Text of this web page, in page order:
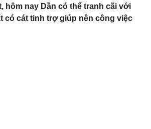
hôm nay Dần có thể tranh cãi với
có cát tinh trợ giúp nên công việc